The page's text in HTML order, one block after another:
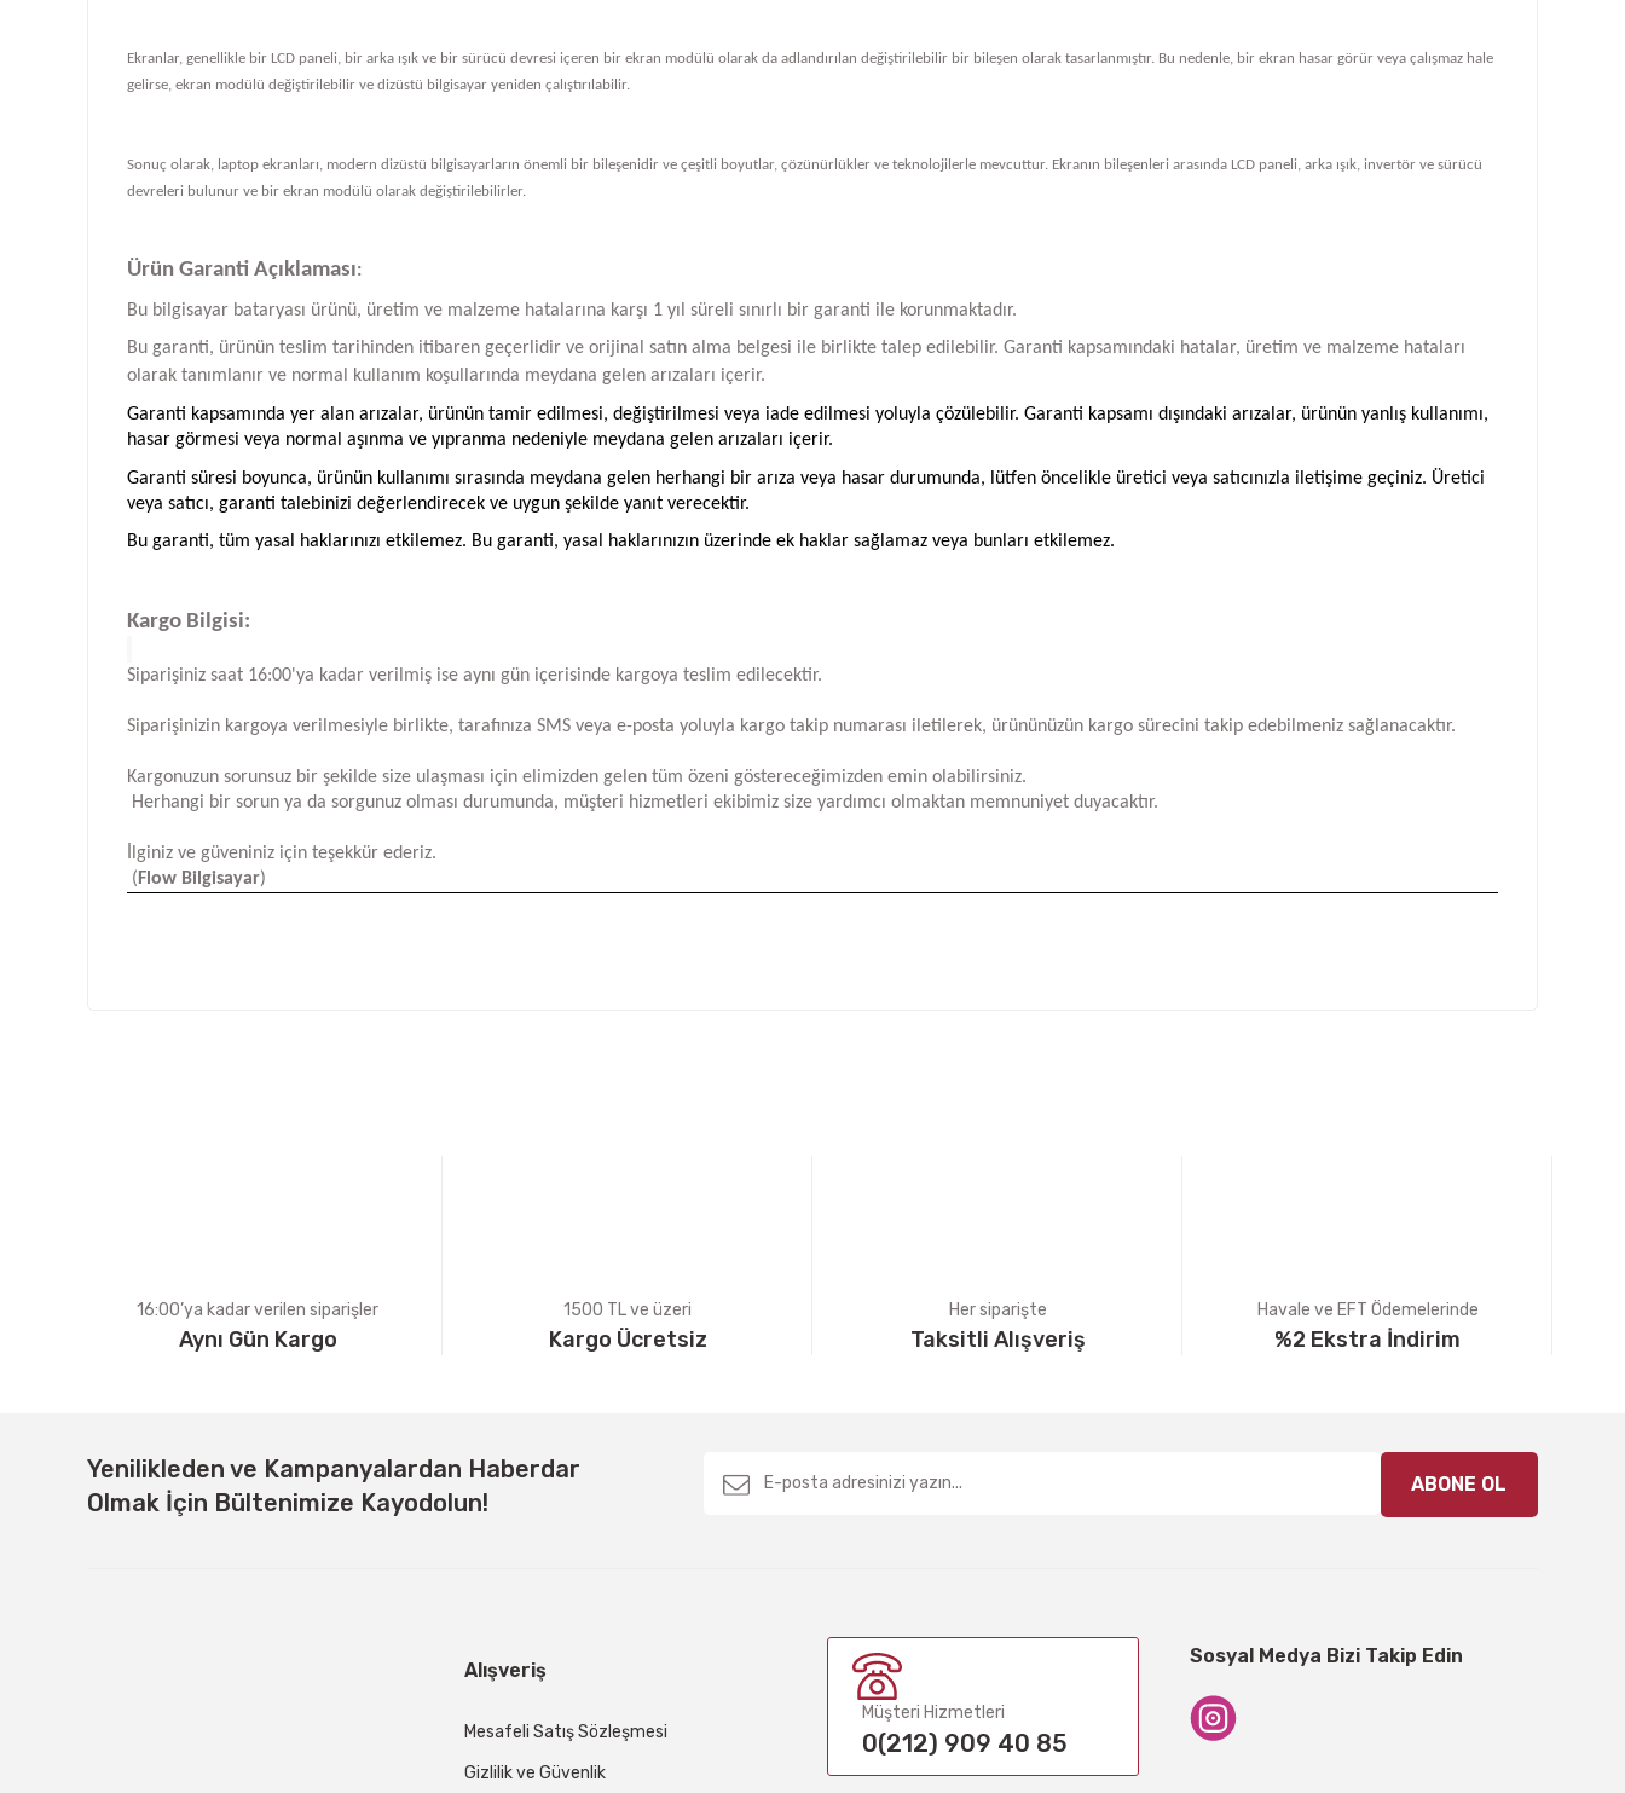
Ekranlar, genellikle bir LCD paneli, bir arka ışık ve bir sürücü devresi içeren bir ekran modülü olarak da adlandırılan değiştirilebilir bir bileşen olarak tasarlanmıştır. Bu nedenle, bir ekran hasar görür veya çalışmaz hale
gelirse, ekran modülü değiştirilebilir ve dizüstü bilgisayar yeniden çalıştırılabilir.
Sonuç olarak, laptop ekranları, modern dizüstü bilgisayarların önemli bir bileşenidir ve çeşitli boyutlar, çözünürlükler ve teknolojilerle mevcuttur. Ekranın bileşenleri arasında LCD paneli, arka ışık, invertör ve sürücü
devreleri bulunur ve bir ekran modülü olarak değiştirilebilirler.
Ürün Garanti Açıklaması:
Bu bilgisayar bataryası ürünü, üretim ve malzeme hatalarına karşı 1 yıl süreli sınırlı bir garanti ile korunmaktadır.
Bu garanti, ürünün teslim tarihinden itibaren geçerlidir ve orijinal satın alma belgesi ile birlikte talep edilebilir. Garanti kapsamındaki hatalar, üretim ve malzeme hataları
olarak tanımlanır ve normal kullanım koşullarında meydana gelen arızaları içerir.
Garanti kapsamında yer alan arızalar, ürünün tamir edilmesi, değiştirilmesi veya iade edilmesi yoluyla çözülebilir. Garanti kapsamı dışındaki arızalar, ürünün yanlış kullanımı,
hasar görmesi veya normal aşınma ve yıpranma nedeniyle meydana gelen arızaları içerir.
Garanti süresi boyunca, ürünün kullanımı sırasında meydana gelen herhangi bir arıza veya hasar durumunda, lütfen öncelikle üretici veya satıcınızla iletişime geçiniz. Üretici
veya satıcı, garanti talebinizi değerlendirecek ve uygun şekilde yanıt verecektir.
Bu garanti, tüm yasal haklarınızı etkilemez. Bu garanti, yasal haklarınızın üzerinde ek haklar sağlamaz veya bunları etkilemez.
Kargo Bilgisi:
Siparişiniz saat 16:00'ya kadar verilmiş ise aynı gün içerisinde kargoya teslim edilecektir.
Siparişinizin kargoya verilmesiyle birlikte, tarafınıza SMS veya e-posta yoluyla kargo takip numarası iletilerek, ürününüzün kargo sürecini takip edebilmeniz sağlanacaktır.
Kargonuzun sorunsuz bir şekilde size ulaşması için elimizden gelen tüm özeni göstereceğimizden emin olabilirsiniz.
Herhangi bir sorun ya da sorgunuz olması durumunda, müşteri hizmetleri ekibimiz size yardımcı olmaktan memnuniyet duyacaktır.
İlginiz ve güveniniz için teşekkür ederiz.
( Flow Bilgisayar)
16:00’ya kadar verilen siparişler
Aynı Gün Kargo
1500 TL ve üzeri
Kargo Ücretsiz
Her siparişte
Taksitli Alışveriş
Havale ve EFT Ödemelerinde
%2 Ekstra İndirim
Yenilikleden ve Kampanyalardan Haberdar
Olmak İçin Bültenimize Kayodolun!
ABONE OL
Alışveriş
Mesafeli Satış Sözleşmesi
Gizlilik ve Güvenlik
Müşteri Hizmetleri
0(212) 909 40 85
Sosyal Medya Bizi Takip Edin